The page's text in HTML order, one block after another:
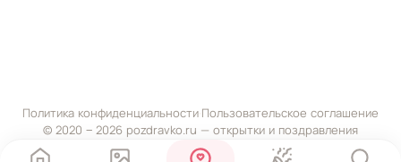
Политика конфиденциальности Пользовательское соглашение
© 2020 ‒ 2026 pozdravko.ru — открытки и поздравления